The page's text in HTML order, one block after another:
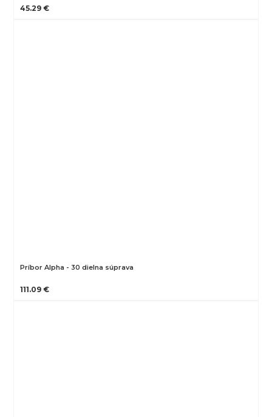
45.29 €
Príbor Alpha - 30 dielna súprava
111.09 €